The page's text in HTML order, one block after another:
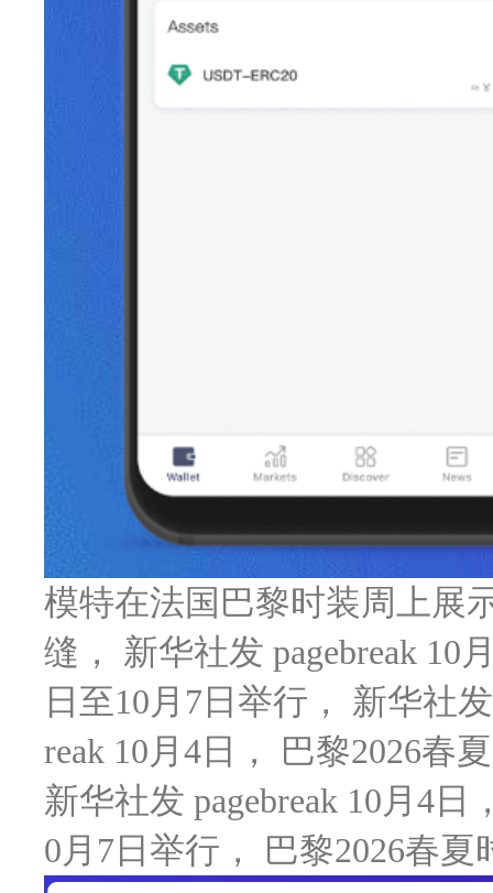
模特在法国巴黎时装周上展
缝， 新华社发 pagebreak 10
日至10月7日举行， 新华社
reak 10月4日， 巴黎2026春
新华社发 pagebreak 10月4
0月7日举行， 巴黎2026春